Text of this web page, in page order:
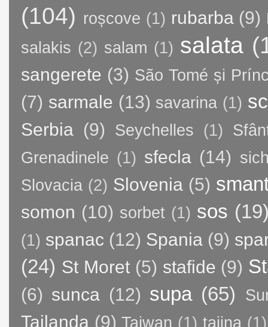
(104) roșcove (1) rubarba (9)
salakis (2) salam (1) salata
sangerete (3) São Tomé și
(7) sarmale (13) savarina (1)
Serbia (9) Seychelles (1)
Grenadinele (1) sfecla (14)
Slovacia (2) Slovenia (5)
somon (10) sorbet (1) sos
(1) spanac (12) Spania (9)
(24) St Moret (5) stafide (9)
(6) sunca (12) supa (65)
Tailanda (9) Taiwan (1) tajina (1)